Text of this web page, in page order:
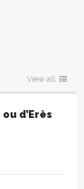
View all
d’Erès